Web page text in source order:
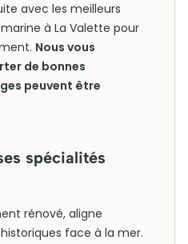
avec les meilleurs
à La Valette pour
Nous vous
de bonnes
peuvent être
spécialités
rénové, aligne
face à la mer.